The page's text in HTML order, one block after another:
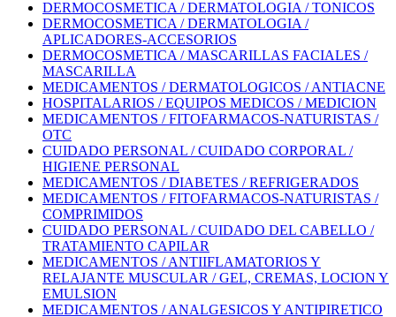
DERMOCOSMETICA / DERMATOLOGIA / TONICOS
DERMOCOSMETICA / DERMATOLOGIA /
APLICADORES-ACCESORIOS
DERMOCOSMETICA / MASCARILLAS FACIALES /
MASCARILLA
MEDICAMENTOS / DERMATOLOGICOS / ANTIACNE
HOSPITALARIOS / EQUIPOS MEDICOS / MEDICION
MEDICAMENTOS / FITOFARMACOS-NATURISTAS /
OTC
CUIDADO PERSONAL / CUIDADO CORPORAL /
HIGIENE PERSONAL
MEDICAMENTOS / DIABETES / REFRIGERADOS
MEDICAMENTOS / FITOFARMACOS-NATURISTAS /
COMPRIMIDOS
CUIDADO PERSONAL / CUIDADO DEL CABELLO /
TRATAMIENTO CAPILAR
MEDICAMENTOS / ANTIIFLAMATORIOS Y
RELAJANTE MUSCULAR / GEL, CREMAS, LOCION Y
EMULSION
MEDICAMENTOS / ANALGESICOS Y ANTIPIRETICO